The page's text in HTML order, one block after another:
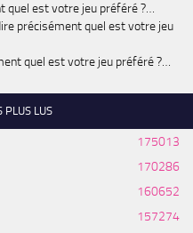
quel est votre jeu préféré ?…
précisément quel est votre jeu
quel est votre jeu préféré ?…
PLUS LUS
175013
170286
160652
157274